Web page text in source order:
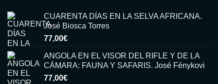
CUARENTA DÍAS EN LA SELVA AFRICANA.
José Biosca Torres
77,00€
ANGOLA EN EL VISOR DEL RIFLE Y DE LA
CÁMARA: FAUNA Y SAFARIS. José Fénykovi
77,00€